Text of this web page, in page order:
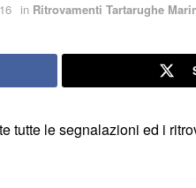
in Ritrovamenti Tartarughe
tutte le segnalazioni ed i